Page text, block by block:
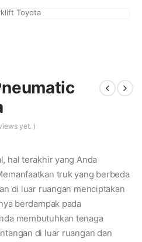
yet. )
hal terakhir yang Anda
truk yang berbeda
di luar ruangan menciptakan
berdampak pada
membutuhkan tenaga
di luar ruangan dan